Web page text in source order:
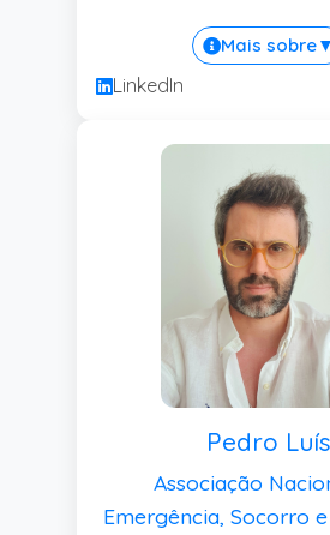
Mais sobre▼
LinkedIn
Pedro Luís
Associação
Emergência, Socorro